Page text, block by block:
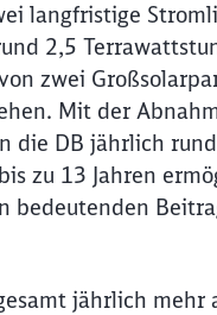
langfristige
2,5
zwei
Mit der
die DB jährlich
zu 13 Jahren
bedeutenden
jährlich mehr